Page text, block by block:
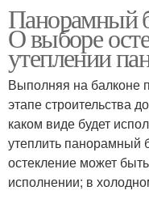
Панорамный
О выборе
утеплении
Выполняя на балконе
этапе строительства
каком виде будет
утеплить панорамный
остекление может
исполнении; в